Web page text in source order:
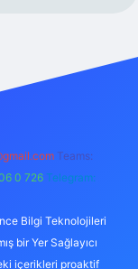
Teams:
0 726 Telegram:
Bilgi Teknolojileri
bir Yer Sağlayıcı
içerikleri proaktif